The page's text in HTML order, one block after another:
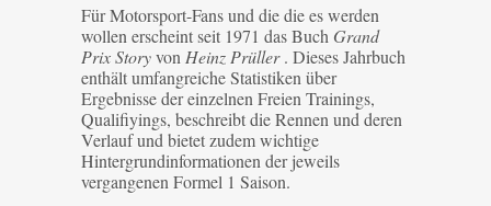
Für Motorsport-Fans und die die es werden
wollen erscheint seit 1971 das Buch Grand
Prix Storyvon Heinz Prüller. Dieses Jahrbuch
enthält umfangreiche Statistiken über
Ergebnisse der einzelnen Freien Trainings,
Qualifiyings, beschreibt die Rennen und deren
Verlauf und bietet zudem wichtige
Hintergrundinformationen der jeweils
vergangenen Formel 1 Saison.